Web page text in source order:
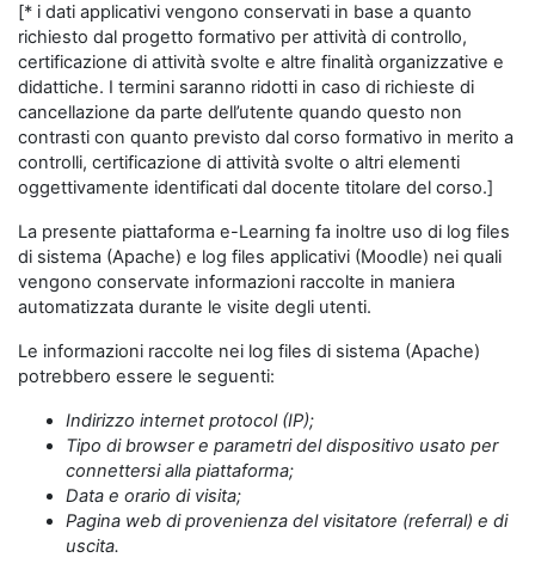
[* i dati applicativi vengono conservati in base a quanto
richiesto dal progetto formativo per attività di controllo,
certificazione di attività svolte e altre finalità organizzative e
didattiche. I termini saranno ridotti in caso di richieste di
cancellazione da parte dell’utente quando questo non
contrasti con quanto previsto dal corso formativo in merito a
controlli, certificazione di attività svolte o altri elementi
oggettivamente identificati dal docente titolare del corso.]
La presente piattaforma e-Learning fa inoltre uso di log files
di sistema (Apache) e log files applicativi (Moodle) nei quali
vengono conservate informazioni raccolte in maniera
automatizzata durante le visite degli utenti.
Le informazioni raccolte nei log files di sistema (Apache)
potrebbero essere le seguenti:
Indirizzo internet protocol (IP);
Tipo di browser e parametri del dispositivo usato per
connettersi alla piattaforma;
Data e orario di visita;
Pagina web di provenienza del visitatore (referral) e di
uscita.